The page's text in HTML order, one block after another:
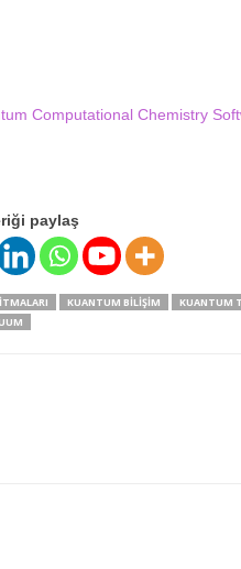
Computational Chemistry
paylaş
KUANTUM BILIŞIM
KUANTUM